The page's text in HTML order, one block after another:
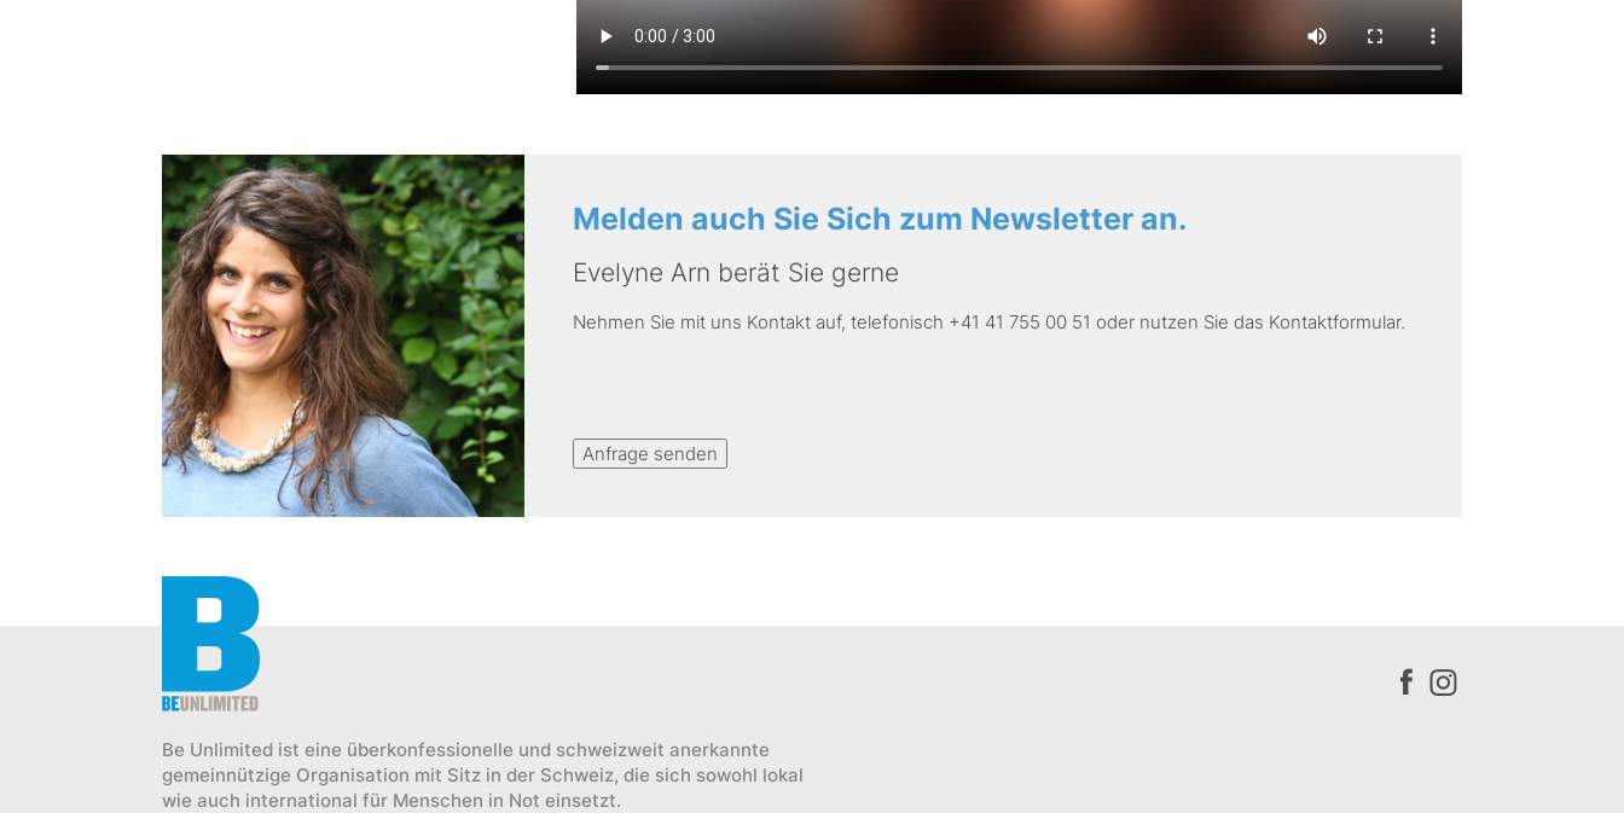
Melden auch Sie Sich zum Newsletter an.
Evelyne Arn berät Sie gerne
Nehmen Sie mit uns Kontakt auf, telefonisch +41 41 755 00 51 oder nutzen Sie das Kontaktformular.
Anfrage senden
Be Unlimited ist eine überkonfessionelle und schweizweit anerkannte
gemeinnützige Organisation mit Sitz in der Schweiz, die sich sowohl lokal
wie auch international für Menschen in Not einsetzt.